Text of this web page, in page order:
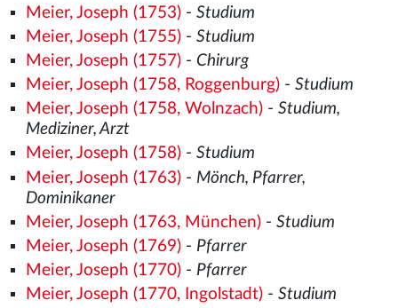
Meier, Joseph (1753)- Studium
Meier, Joseph (1755)- Studium
Meier, Joseph (1757)- Chirurg
Meier, Joseph (1758, Roggenburg)- Studium
Meier, Joseph (1758, Wolnzach)- Studium,
Mediziner, Arzt
Meier, Joseph (1758)- Studium
Meier, Joseph (1763)- Mönch, Pfarrer,
Dominikaner
Meier, Joseph (1763, München)- Studium
Meier, Joseph (1769)- Pfarrer
Meier, Joseph (1770)- Pfarrer
Meier, Joseph (1770, Ingolstadt)- Studium